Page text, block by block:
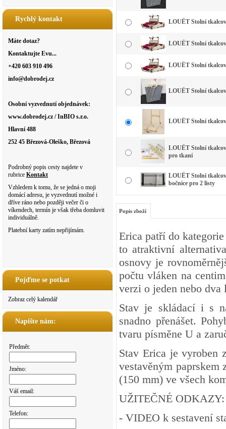
Rychlý kontakt
Máte dotaz?
Kontaktujte Evu...
+420 603 910 496
info@dobrodej.cz
Osobní vyzvednutí objednávek:
www.dobrodej.cz / InBIO s.r.o.
Hlavní 488
252 45 Březová-Oleško, Březová
Podrobný popis cesty najdete v
rubrice Kontakt
Vzhledem k tomu, že se jedná o moji
domácí adresu, je vyzvednutí možné i
dříve ráno nebo později večer či o
víkendech, termín je však třeba domluvit
individuálně.
Platební karty zatím nepřijímám.
Pojďme se potkat
Zobraz celý kalendář
Napište nám:
Předmět:
Jméno:
Váš email:
Telefon:
LOUËT Stolní
LOUËT Stolní
LOUËT Stolní
LOUËT Stolní
LOUËT Stolní
LOUËT Stolní
pro tkaní
LOUËT Stolní
bočnice pro 2 listy
Popis zboží
Erica patří do
to atraktivní
osnovy je
počtu vláken na
verzi o jeden nebo
Stav je skládací i s
snadno přenášet.
tvaru písměne U a
Stav Erica je vyroben
vestavěným
(150 mm) ve všech
UŽITEČNÉ ODKAZY:
- VIDEO k sestavení